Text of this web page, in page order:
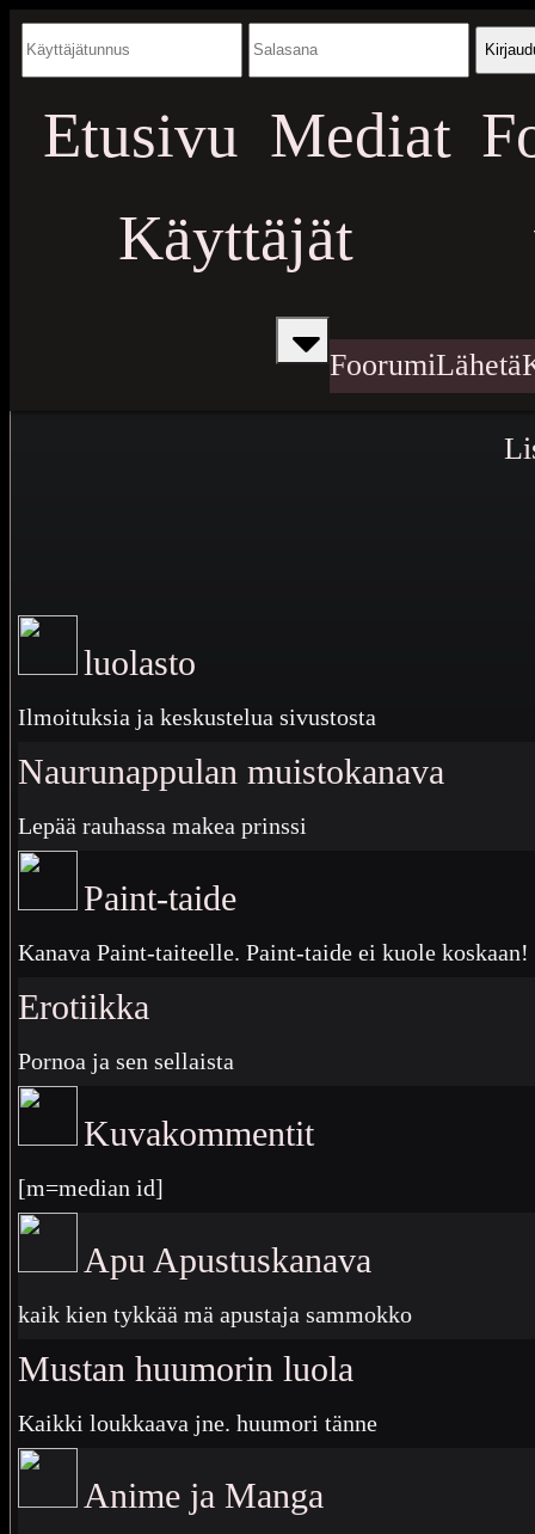
Etusivu Mediat
Käyttäjät
FoorumiLähetä
luolasto
Ilmoituksia ja keskustelua sivustosta
Naurunappulan muistokanava
Lepää rauhassa makea prinssi
Paint-taide
Kanava Paint-taiteelle. Paint-taide ei kuole koskaan!
Erotiikka
Pornoa ja sen sellaista
Kuvakommentit
[m=median id]
Apu Apustuskanava
kaik kien tykkää mä apustaja sammokko
Mustan huumorin luola
Kaikki loukkaava jne. huumori tänne
Anime ja Manga